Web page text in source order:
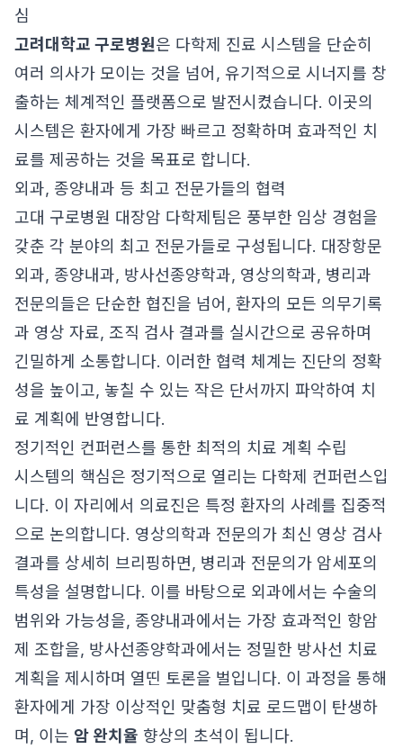
심
고려대학교 구로병원은 다학제 진료 시스템을 단순히
여러 의사가 모이는 것을 넘어, 유기적으로 시너지를 창
출하는 체계적인 플랫폼으로 발전시켰습니다. 이곳의
시스템은 환자에게 가장 빠르고 정확하며 효과적인 치
료를 제공하는 것을 목표로 합니다.
외과, 종양내과 등 최고 전문가들의 협력
고대 구로병원 대장암 다학제팀은 풍부한 임상 경험을
갖춘 각 분야의 최고 전문가들로 구성됩니다. 대장항문
외과, 종양내과, 방사선종양학과, 영상의학과, 병리과
전문의들은 단순한 협진을 넘어, 환자의 모든 의무기록
과 영상 자료, 조직 검사 결과를 실시간으로 공유하며
긴밀하게 소통합니다. 이러한 협력 체계는 진단의 정확
성을 높이고, 놓칠 수 있는 작은 단서까지 파악하여 치
료 계획에 반영합니다.
정기적인 컨퍼런스를 통한 최적의 치료 계획 수립
시스템의 핵심은 정기적으로 열리는 다학제 컨퍼런스입
니다. 이 자리에서 의료진은 특정 환자의 사례를 집중적
으로 논의합니다. 영상의학과 전문의가 최신 영상 검사
결과를 상세히 브리핑하면, 병리과 전문의가 암세포의
특성을 설명합니다. 이를 바탕으로 외과에서는 수술의
범위와 가능성을, 종양내과에서는 가장 효과적인 항암
제 조합을, 방사선종양학과에서는 정밀한 방사선 치료
계획을 제시하며 열띤 토론을 벌입니다. 이 과정을 통해
환자에게 가장 이상적인 맞춤형 치료 로드맵이 탄생하
며, 이는 암 완치율 향상의 초석이 됩니다.